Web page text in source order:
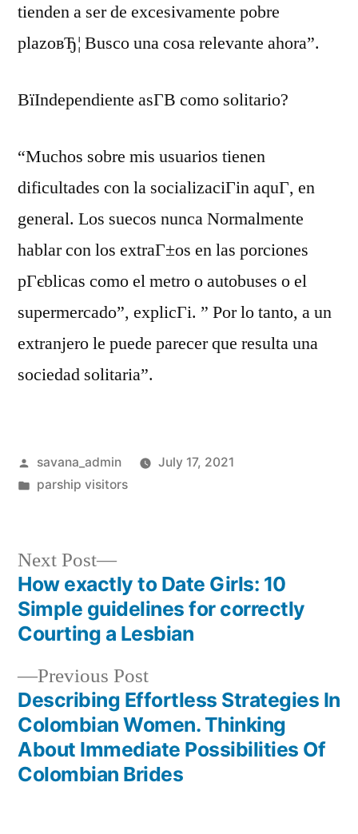
tienden a ser de excesivamente pobre
plazoвЂ¦ Busco una cosa relevante ahora”.
ВїIndependiente asГ­В­ como solitario?
“Muchos sobre mis usuarios tienen
dificultades con la socializaciГіn aquГ­, en
general. Los suecos nunca Normalmente
hablar con los extraГ±os en las porciones
pГєblicas como el metro o autobuses o el
supermercado”, explicГі. ” Por lo tanto, a un
extranjero le puede parecer que resulta una
sociedad solitaria”.
savana_admin
July 17, 2021
parship visitors
Previous Post
Describing Effortless Strategies In
Colombian Women. Thinking
About Immediate Possibilities Of
Colombian Brides
Next Post
How exactly to Date Girls: 10
Simple guidelines for correctly
Courting a Lesbian